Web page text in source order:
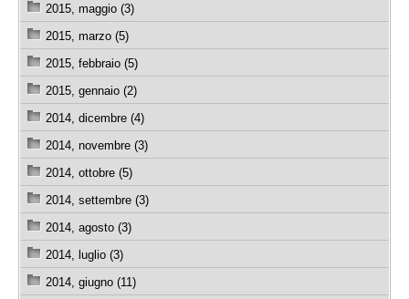
2015, maggio (3)
2015, marzo (5)
2015, febbraio (5)
2015, gennaio (2)
2014, dicembre (4)
2014, novembre (3)
2014, ottobre (5)
2014, settembre (3)
2014, agosto (3)
2014, luglio (3)
2014, giugno (11)